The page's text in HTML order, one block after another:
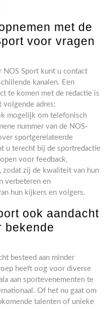
met de
voor vragen
Sport kunt u contact
kanalen. Een
te komen met de redactie is
volgende adres:
mogelijk om telefonisch
nummer van de NOS-
sportgerelateerde
u terecht bij de sportredactie
voor feedback,
zodat zij de kwaliteit van hun
verbeteren en
hun kijkers en volgers.
ook aandacht
bekende
besteed aan minder
heeft oog voor diverse
aan sportevenementen te
Of het nu gaat om
talenten of unieke